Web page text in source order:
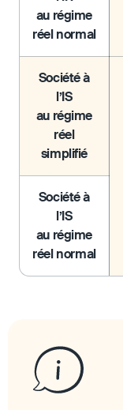
au régime
réel normal
Société à
l’IS
au régime
réel
simplifié
Société à
l’IS
au régime
réel normal